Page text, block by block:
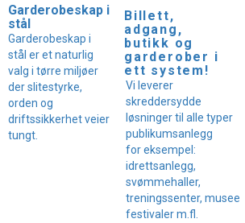
Garderobeskap i
stål
Garderobeskap i
stål er et naturlig
valg i tørre miljøer
der slitestyrke,
orden og
driftssikkerhet veier
tungt.
Billett,
adgang,
butikk og
garderober i
ett system!
Vi leverer
skreddersydde
løsninger til alle typer
publikumsanlegg
for eksempel:
idrettsanlegg,
svømmehaller,
treningssenter, museer
festivaler m.fl.